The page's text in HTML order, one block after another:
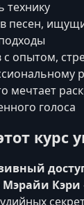
технику
песен,
с опытом,
мечтает
голоса
курс
Мэрайи Кэри